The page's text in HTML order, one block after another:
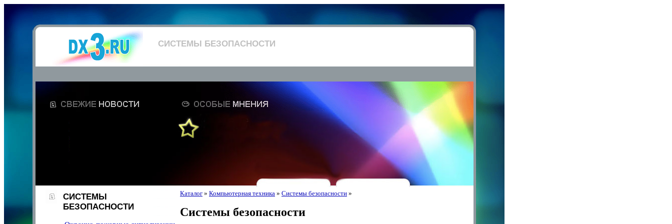
СИСТЕМЫ БЕЗОПАСНОСТИ
СИСТЕМЫ
БЕЗОПАСНОСТИ
Каталог » Компьютерная техника » Системы безопасности »
Системы безопасности